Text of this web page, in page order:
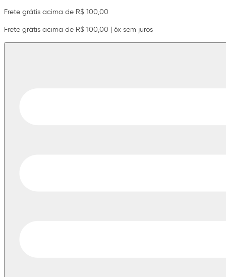
Frete grátis acima de R$ 100,00
Frete grátis acima de R$ 100,00 | 6x sem juros